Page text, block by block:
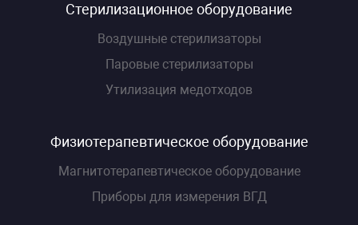
Стерилизационное оборудование
Воздушные стерилизаторы
Паровые стерилизаторы
Утилизация медотходов
Физиотерапевтическое оборудование
Магнитотерапевтическое оборудование
Приборы для измерения ВГД